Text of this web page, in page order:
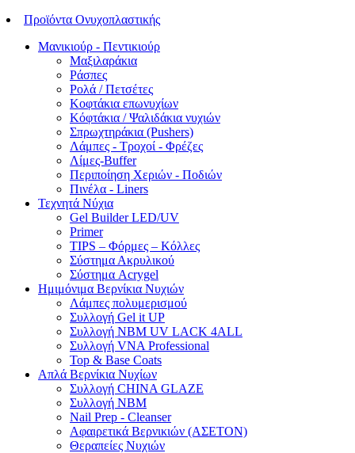
Προϊόντα Ονυχοπλαστικής
Μανικιούρ - Πεντικιούρ
Μαξιλαράκια
Ράσπες
Ρολά / Πετσέτες
Κοφτάκια επωνυχίων
Κόφτάκια / Ψαλιδάκια νυχιών
Σπρωχτηράκια (Pushers)
Λάμπες - Τροχοί - Φρέζες
Λίμες-Buffer
Περιποίηση Χεριών - Ποδιών
Πινέλα - Liners
Τεχνητά Νύχια
Gel Builder LED/UV
Primer
TIPS – Φόρμες – Κόλλες
Σύστημα Ακρυλικού
Σύστημα Acrygel
Ημιμόνιμα Βερνίκια Νυχιών
Λάμπες πολυμερισμού
Συλλογή Gel it UP
Συλλογή NBM UV LACK 4ALL
Συλλογή VNA Professional
Top & Base Coats
Απλά Βερνίκια Νυχίων
Συλλογή CHINA GLAZE
Συλλογή NBM
Nail Prep - Cleanser
Αφαιρετικά Βερνικιών (ΑΣΕΤΟΝ)
Θεραπείες Νυχιών